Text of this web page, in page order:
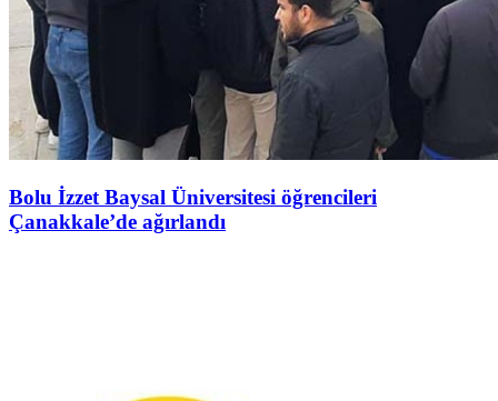
Bolu İzzet Baysal Üniversitesi öğrencileri
Çanakkale’de ağırlandı